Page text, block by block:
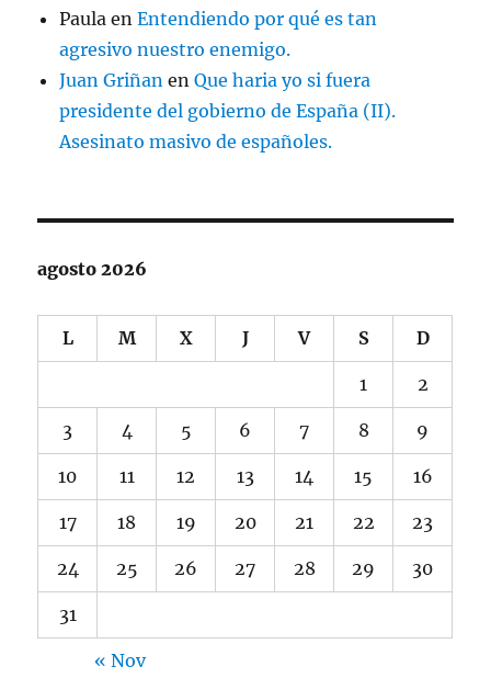
Paula enEntendiendo por qué es tan
agresivo nuestro enemigo.
Juan Griñan enQue haria yo si fuera
presidente del gobierno de España (II).
Asesinato masivo de españoles.
agosto 2026
L M X J V S D
1 2
3 4 5 6 7 8 9
10 11 12 13 14 15 16
17 18 19 20 21 22 23
24 25 26 27 28 29 30
31
« Nov